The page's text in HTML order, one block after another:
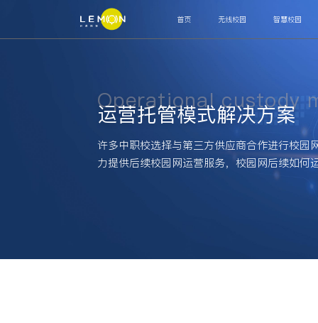
首页 无线校园 智慧校园
运营管理
认证计费系统 网管系统
高阶辅助
运营中台 运维工单 客服系统 审计系统 上网
校园安全系统 校园生活系统 教务总务系统
Operational custody
运营托管模式解决方案
许多中职校选择与第三方供应商合作进行校园
力提供后续校园网运营服务，校园网后续如何